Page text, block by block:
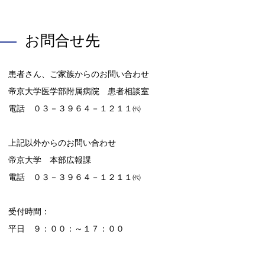
お問合せ先
患者さん、ご家族からのお問い合わせ
帝京大学医学部附属病院 患者相談室
電話 ０３－３９６４－１２１１㈹
上記以外からのお問い合わせ
帝京大学 本部広報課
電話 ０３－３９６４－１２１１㈹
受付時間：
平日 ９：００：～１７：００